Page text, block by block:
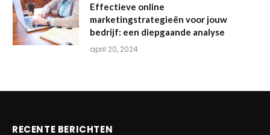
Effectieve online
marketingstrategieën voor jouw
bedrijf: een diepgaande analyse
april 20, 2024
RECENTE BERICHTEN